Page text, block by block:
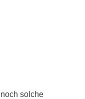
solche